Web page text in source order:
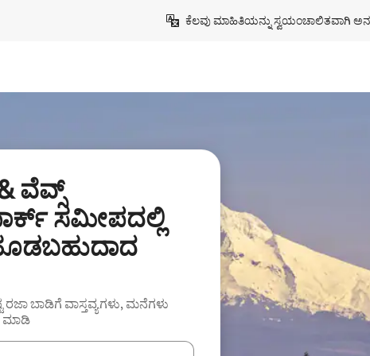
ಕೆಲವು ಮಾಹಿತಿಯನ್ನು ಸ್ವಯಂಚಾಲಿತವಾಗಿ
ವೆವ್ಸ್
ಸಮೀಪದಲ್ಲಿ
ರಜಾ ಬಾಡಿಗೆ ವಾಸ್ತವ್ಯಗಳು, ಮನೆಗಳು
ಮಾಡಿ